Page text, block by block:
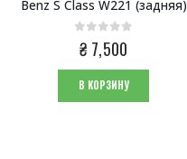
Benz S Class W221 (задняя)
0из 5
₴7,500
В КОРЗИНУ